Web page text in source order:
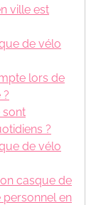
ville est
de vélo
lors de
?
sont
?
de vélo
casque de
personnel en